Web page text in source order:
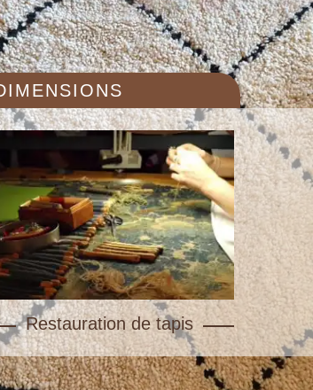
Restauration de tapis